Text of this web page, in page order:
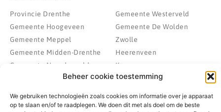
Beheer cookie toestemming
We gebruiken technologieën zoals cookies om informatie over je apparaat
op te slaan en/of te raadplegen. We doen dit met als doel om de beste
Provincie Drenthe
Gemeente Hoogeveen
Gemeente Meppel
Gemeente Midden-Drenthe
Gemeente Noordenveld
Gemeente Noordoostpolder
Gemeente Weststellingwerf
Gemeente Westerveld
Gemeente De Wolden
Zwolle
Heerenveen
Kampen
Emmeloord